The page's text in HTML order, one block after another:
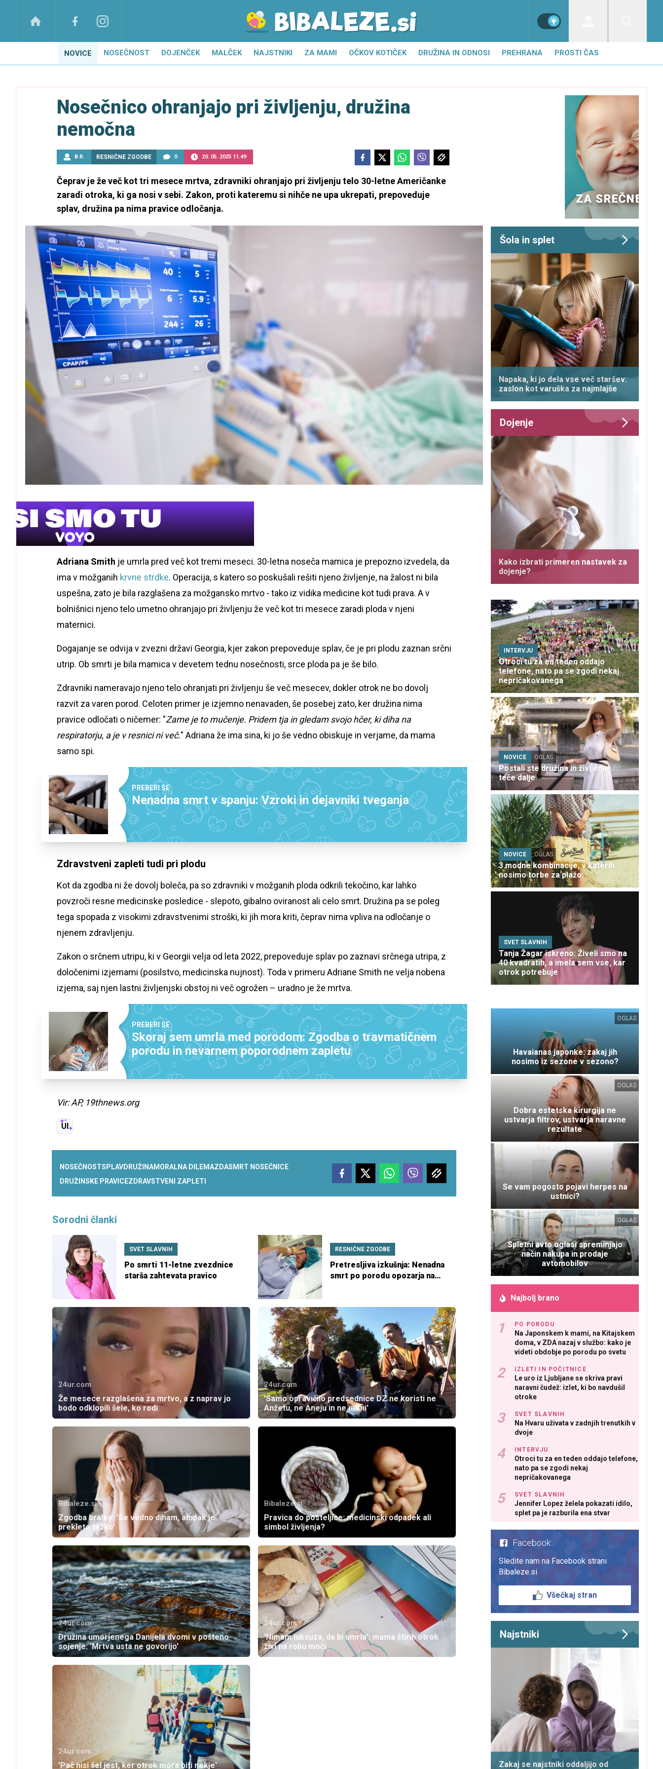
NOVICE NOSEČNOST DOJENČEK MALČEK NAJSTNIKI ZA MAMI OČKOV KOTIČEK DRUŽINA IN ODNOSI PREHRANA PROSTI ČAS
Nosečnico ohranjajo pri življenju, družina
nemočna
B.R. RESNIČNE ZGODBE 0 20. 05. 2025 11.49
Čeprav je že več kot tri mesece mrtva, zdravniki ohranjajo pri življenju telo 30-letne Američanke
zaradi otroka, ki ga nosi v sebi. Zakon, proti kateremu si nihče ne upa ukrepati, prepoveduje
splav, družina pa nima pravice odločanja.
Adriana Smith je umrla pred več kot tremi meseci. 30-letna noseča mamica je prepozno izvedela, da
ima v možganih krvne strdke. Operacija, s katero so poskušali rešiti njeno življenje, na žalost ni bila
uspešna, zato je bila razglašena za možgansko mrtvo - tako iz vidika medicine kot tudi prava. A v
bolnišnici njeno telo umetno ohranjajo pri življenju že več kot tri mesece zaradi ploda v njeni
maternici.
Dogajanje se odvija v zvezni državi Georgia, kjer zakon prepoveduje splav, če je pri plodu zaznan srčni
utrip. Ob smrti je bila mamica v devetem tednu nosečnosti, srce ploda pa je še bilo.
Zdravniki nameravajo njeno telo ohranjati pri življenju še več mesecev, dokler otrok ne bo dovolj
razvit za varen porod. Celoten primer je izjemno nenavaden, še posebej zato, ker družina nima
pravice odločati o ničemer: "Zame je to mučenje. Pridem tja in gledam svojo hčer, ki diha na
respiratorju, a je v resnici ni več." Adriana že ima sina, ki jo še vedno obiskuje in verjame, da mama
samo spi.
PREBERI ŠE
Nenadna smrt v spanju: Vzroki in dejavniki tveganja
Zdravstveni zapleti tudi pri plodu
Kot da zgodba ni že dovolj boleča, pa so zdravniki v možganih ploda odkrili tekočino, kar lahko
povzroči resne medicinske posledice - slepoto, gibalno oviranost ali celo smrt. Družina pa se poleg
tega spopada z visokimi zdravstvenimi stroški, ki jih mora kriti, čeprav nima vpliva na odločanje o
njenem zdravljenju.
Zakon o srčnem utripu, ki v Georgii velja od leta 2022, prepoveduje splav po zaznavi srčnega utripa, z
določenimi izjemami (posilstvo, medicinska nujnost). Toda v primeru Adriane Smith ne velja nobena
izjema, saj njen lastni življenjski obstoj ni več ogrožen – uradno je že mrtva.
PREBERI ŠE
Skoraj sem umrla med porodom: Zgodba o travmatičnem
porodu in nevarnem poporodnem zapletu
Vir: AP, 19thnews.org
UI
NOSEČNOSTSPLAVDRUŽINAMORALNA DILEMAZDASMRT NOSEČNICE
DRUŽINSKE PRAVICEZDRAVSTVENI ZAPLETI
Sorodni članki
SVET SLAVNIH
Po smrti 11-letne zvezdnice
starša zahtevata pravico
RESNIČNE ZGODBE
Pretresljiva izkušnja: Nenadna
smrt po porodu opozarja na
24ur.com
Že mesece razglašena za mrtvo, a z naprav jo
bodo odklopili šele, ko rodi
24ur.com
'Samo opravičilo predsednice DZ ne koristi ne
Anžetu, ne Aneju in ne meni'
Bibaleze.si
Zgodba bralke: 'Še vedno diham, ampak je
prekleto težko'
Bibaleze.si
Pravica do posteljice: medicinski odpadek ali
simbol življenja?
24ur.com
Družina umorjenega Danijela dvomi v pošteno
sojenje: 'Mrtva usta ne govorijo'
24ur.com
'Nimam luksuza, da bi umrla': mama štirih otrok
živi na robu moči
24ur.com
'Pač nisi šel jest, ker otrok mora biti nekje'
Šola in splet
Napaka, ki jo dela vse več staršev:
zaslon kot varuška za najmlajše
Dojenje
Kako izbrati primeren nastavek za
dojenje?
INTERVJU
Otroci tu za en teden oddajo
telefone, nato pa se zgodi nekaj
nepričakovanega
NOVICE OGLAS
Postali ste družina in življenje ...
teče dalje
NOVICE OGLAS
3 modne kombinacije, v katerih
nosimo torbe za plažo
SVET SLAVNIH
Tanja Žagar iskreno: Živeli smo na
40 kvadratih, a imela sem vse, kar
otrok potrebuje
OGLAS
Havaianas japonke: zakaj jih
nosimo iz sezone v sezono?
OGLAS
Dobra estetska kirurgija ne
ustvarja filtrov, ustvarja naravne
rezultate
Se vam pogosto pojavi herpes na
ustnici?
OGLAS
Spletni avto oglasi spreminjajo
način nakupa in prodaje
avtomobilov
Najbolj brano
PO PORODU
Na Japonskem k mami, na Kitajskem
doma, v ZDA nazaj v službo: kako je
videti obdobje po porodu po svetu
IZLETI IN POČITNICE
Le uro iz Ljubljane se skriva pravi
naravni čudež: izlet, ki bo navdušil
otroke
SVET SLAVNIH
Na Hvaru uživata v zadnjih trenutkih v
dvoje
INTERVJU
Otroci tu za en teden oddajo telefone,
nato pa se zgodi nekaj
nepričakovanega
SVET SLAVNIH
Jennifer Lopez želela pokazati idilo,
splet pa je razburila ena stvar
Facebook
Sledite nam na Facebook strani
Bibaleze.si
Všečkaj stran
Najstniki
Zakaj se najstniki oddaljijo od